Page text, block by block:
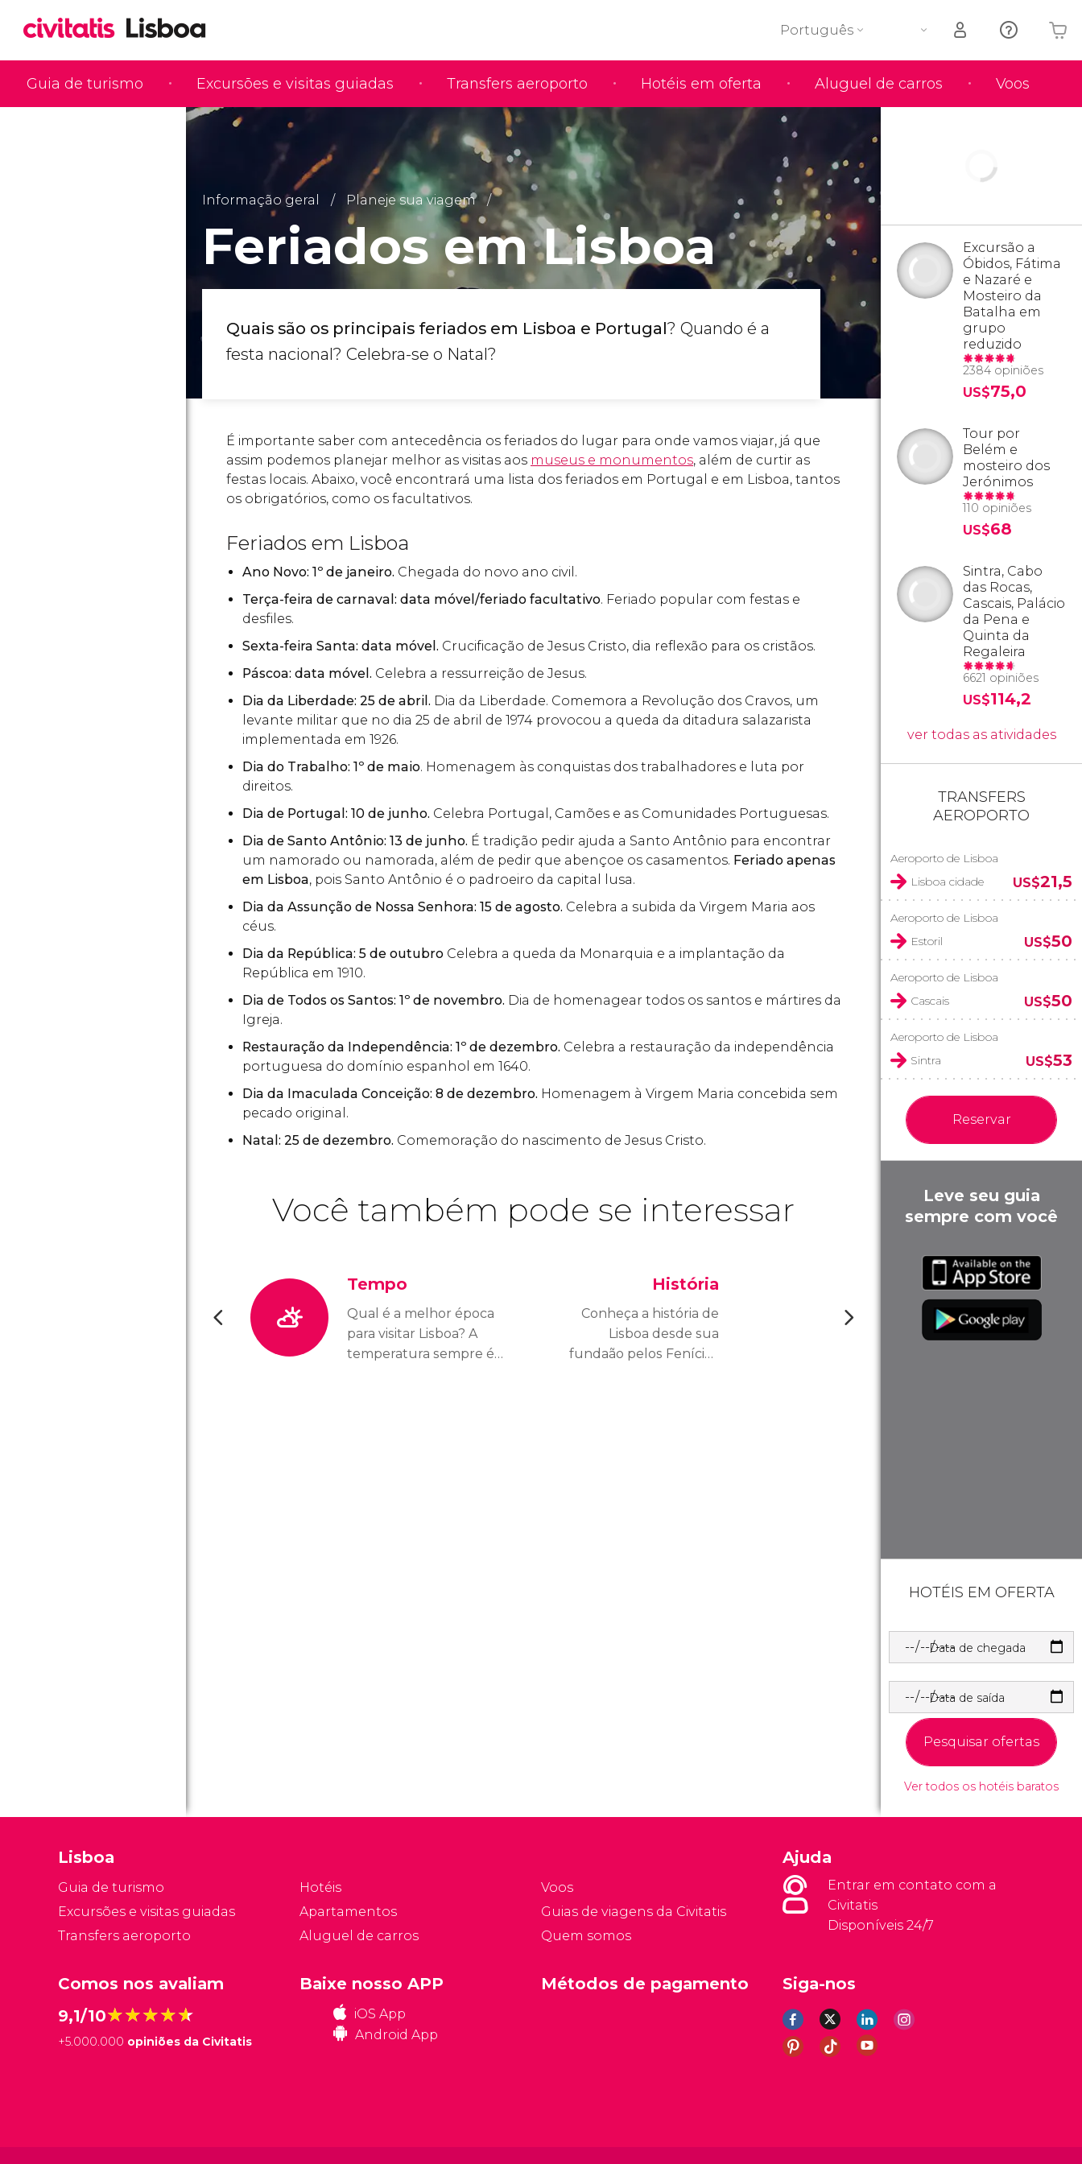
Guia de turismo Excursões e visitas guiadas Transfers aeroporto Hotéis em oferta Aluguel de carros Voos
Português
O seu carrinho está vazio
Informação geral Planeje sua viagem
Feriados em Lisboa
Quais são os principais feriados em Lisboa e Portugal? Quando é a
festa nacional? Celebra-se o Natal?
É importante saber com antecedência os feriados do lugar para onde vamos viajar, já que
assim podemos planejar melhor as visitas aos museus e monumentos, além de curtir as
festas locais. Abaixo, você encontrará uma lista dos feriados em Portugal e em Lisboa, tantos
os obrigatórios, como os facultativos.
Feriados em Lisboa
Ano Novo: 1º de janeiro. Chegada do novo ano civil.
Terça-feira de carnaval: data móvel/feriado facultativo. Feriado popular com festas e
desfiles.
Sexta-feira Santa: data móvel. Crucificação de Jesus Cristo, dia reflexão para os cristãos.
Páscoa: data móvel. Celebra a ressurreição de Jesus.
Dia da Liberdade: 25 de abril. Dia da Liberdade. Comemora a Revolução dos Cravos, um
levante militar que no dia 25 de abril de 1974 provocou a queda da ditadura salazarista
implementada em 1926.
Dia do Trabalho: 1º de maio. Homenagem às conquistas dos trabalhadores e luta por
direitos.
Dia de Portugal: 10 de junho. Celebra Portugal, Camões e as Comunidades Portuguesas.
Dia de Santo Antônio: 13 de junho. É tradição pedir ajuda a Santo Antônio para encontrar
um namorado ou namorada, além de pedir que abençoe os casamentos. Feriado apenas
em Lisboa, pois Santo Antônio é o padroeiro da capital lusa.
Dia da Assunção de Nossa Senhora: 15 de agosto. Celebra a subida da Virgem Maria aos
céus.
Dia da República: 5 de outubro Celebra a queda da Monarquia e a implantação da
República em 1910.
Dia de Todos os Santos: 1º de novembro. Dia de homenagear todos os santos e mártires da
Igreja.
Restauração da Independência: 1º de dezembro. Celebra a restauração da independência
portuguesa do domínio espanhol em 1640.
Dia da Imaculada Conceição: 8 de dezembro. Homenagem à Virgem Maria concebida sem
pecado original.
Natal: 25 de dezembro. Comemoração do nascimento de Jesus Cristo.
Você também pode se interessar
Tempo
Qual é a melhor época
para visitar Lisboa? A
temperatura sempre é
História
Conheça a história de
Lisboa desde sua
fundaão pelos Fenícios
Excursão a
Óbidos, Fátima
e Nazaré e
Mosteiro da
Batalha em
grupo
reduzido
2384 opiniões
US$75,0
Tour por
Belém e
mosteiro dos
Jerónimos
110 opiniões
US$68
Sintra, Cabo
das Rocas,
Cascais, Palácio
da Pena e
Quinta da
Regaleira
6621 opiniões
US$114,2
ver todas as atividades
TRANSFERS
AEROPORTO
Aeroporto de Lisboa
Lisboa cidade
US$21,5
Aeroporto de Lisboa
Estoril
US$50
Aeroporto de Lisboa
Cascais
US$50
Aeroporto de Lisboa
Sintra
US$53
Reservar
Leve seu guia
sempre com você
HOTÉIS EM OFERTA
Data de chegada
Data de saída
Pesquisar ofertas
Ver todos os hotéis baratos
Lisboa
Guia de turismo
Excursões e visitas guiadas
Transfers aeroporto
Hotéis
Apartamentos
Aluguel de carros
Voos
Guias de viagens da Civitatis
Quem somos
Ajuda
Entrar em contato com a
Civitatis
Disponíveis 24/7
Comos nos avaliam
9,1/10★★★★★
★★★★★
+5.000.000 opiniões da Civitatis
Siga-nos
Baixe nosso APP
iOS App
Android App
Métodos de pagamento